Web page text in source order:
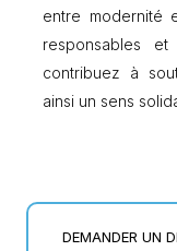
N
D
U
entre modernité
responsables
contribuez à
ainsi un sens
DEMANDER UN